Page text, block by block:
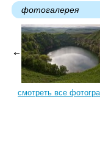
фотогалерея
смотреть все